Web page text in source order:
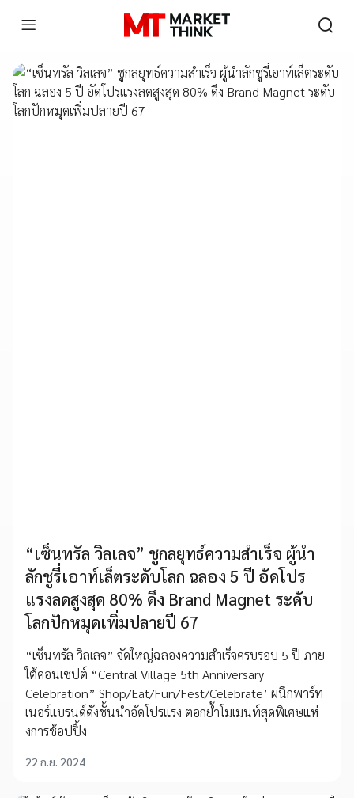
“เซ็นทรัล วิลเลจ” ชูกลยุทธ์ความสำเร็จ ผู้นำ
ลักชูรี่เอาท์เล็ตระดับโลก ฉลอง 5 ปี อัดโปร
แรงลดสูงสุด 80% ดึง Brand Magnet ระดับ
โลกปักหมุดเพิ่มปลายปี 67
“เซ็นทรัล วิลเลจ” จัดใหญ่ฉลองความสำเร็จครบรอบ 5 ปี ภาย
ใต้คอนเซปต์ “Central Village 5th Anniversary
Celebration” Shop/Eat/Fun/Fest/Celebrate’ ผนึกพาร์ท
เนอร์แบรนด์ดังชั้นนำอัดโปรแรง ตอกย้ำโมเมนท์สุดพิเศษแห่
งการช้อปปิ้ง
22 ก.ย. 2024